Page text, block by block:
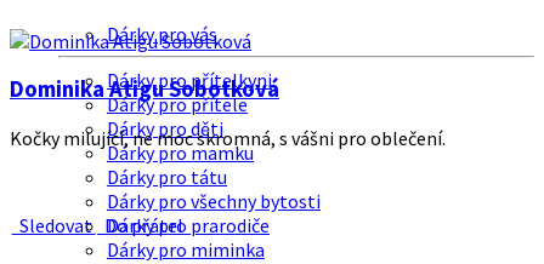
Dárky pro vás
Dárky pro přítelkyni
Dárky pro přítele
Dárky pro děti
Dárky pro mamku
Dárky pro tátu
Dárky pro všechny bytosti
Dárky pro prarodiče
Dárky pro miminka
Dominika Atigu Sobotková
Kočky milující, ne moc skromná, s vášni pro oblečení.
Sledovat Do přátel